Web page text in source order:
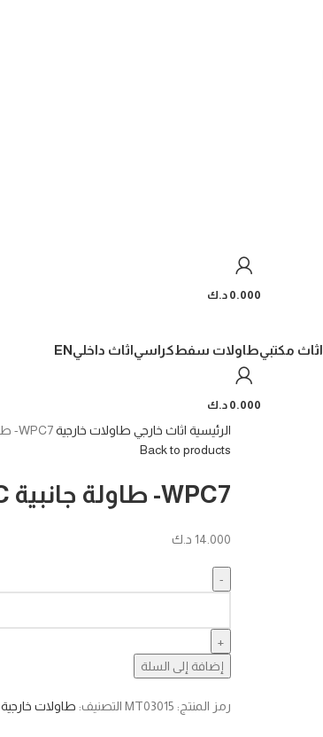
0.000 د.ك
اثاث مكتبيطاولات سفطكراسياثاث داخليEN
0.000 د.ك
الرئيسية اثاث خارجي طاولات خارجيةWPC7- طاولة جانبية C
Back to products
WPC7- طاولة جانبية C
14.000 د.ك
إضافة إلى السلة
رمز المنتج: MT03015 التصنيف: طاولات خارجية